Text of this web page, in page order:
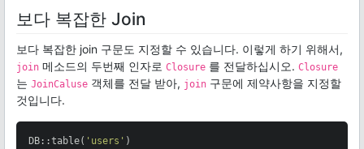
보다 복잡한 Join
보다 복잡한 join 구문도 지정할 수 있습니다. 이렇게 하기 위해서,
join 메소드의 두번째 인자로 Closure 를 전달하십시오. Closure
는 JoinCaluse 객체를 전달 받아, join 구문에 제약사항을 지정할
것입니다.
DB::table( 'users' )